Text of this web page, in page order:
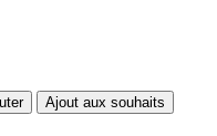
Ajout aux souhaits